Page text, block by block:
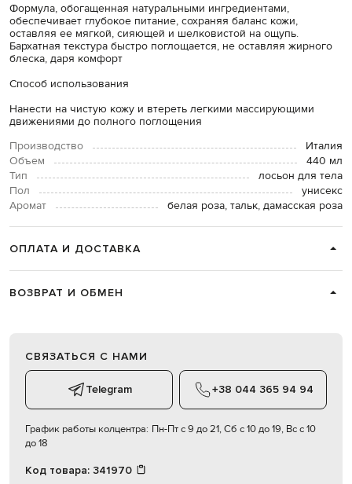
Формула, обогащенная натуральными ингредиентами,
обеспечивает глубокое питание, сохраняя баланс кожи,
оставляя ее мягкой, сияющей и шелковистой на ощупь.
Бархатная текстура быстро поглощается, не оставляя жирного
блеска, даря комфорт
Способ использования
Нанести на чистую кожу и втереть легкими массирующими
движениями до полного поглощения
Производство
Италия
Объем
440 мл
Тип
лосьон для тела
Пол
унисекс
Аромат
белая роза, тальк, дамасская роза
ОПЛАТА И ДОСТАВКА
ВОЗВРАТ И ОБМЕН
СВЯЗАТЬСЯ С НАМИ
Telegram +38 044 365 94 94
График работы колцентра: Пн-Пт с 9 до 21, Сб с 10 до 19, Вс с 10
до 18
Код товара: 341970